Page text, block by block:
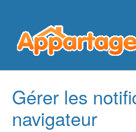
Gérer les
navigateur